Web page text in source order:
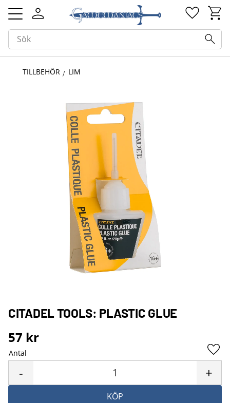
Meny
TILLBEHÖR LIM
CITADEL TOOLS: PLASTIC GLUE
57 kr
Antal
+
-
KÖP